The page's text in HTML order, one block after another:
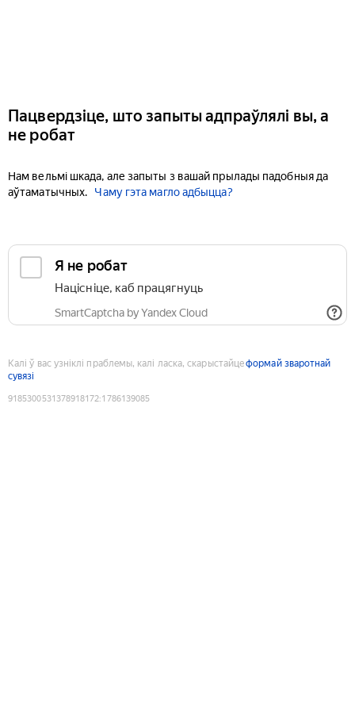
Пацвердзіце, што запыты адпраўлялі вы, а
не робат
Нам вельмі шкада, але запыты з вашай прылады падобныя да
аўтаматычных.
Чаму гэта магло адбыцца?
Я не робат
Націсніце, каб працягнуць
SmartCaptcha by Yandex Cloud
Калі ў вас узніклі праблемы, калі ласка, скарыстайцеформай зваротнай
сувязі
9185300531378918172:1786139085